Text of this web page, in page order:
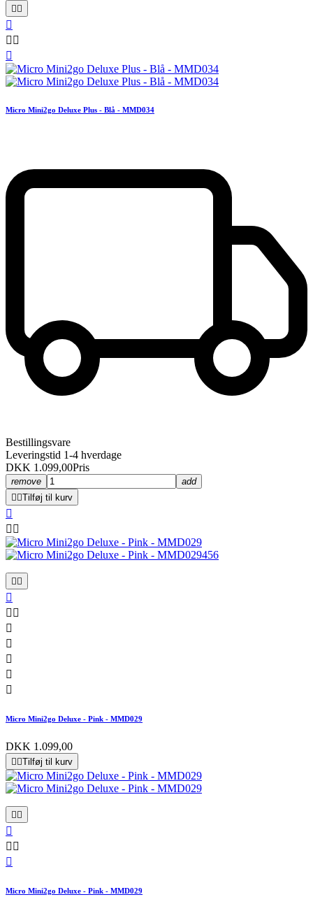


 

Micro Mini2go Deluxe Plus - Blå - MMD034
Bestillingsvare
Leveringstid 1-4 hverdage
DKK 1.099,00Pris
remove
add
Tilføj til kurv

 


 





Micro Mini2go Deluxe - Pink - MMD029
DKK 1.099,00
Tilføj til kurv


 

Micro Mini2go Deluxe - Pink - MMD029